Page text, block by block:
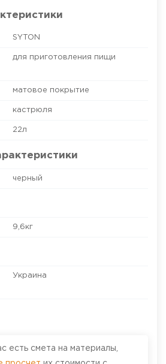
SYTON
для приготовления пищи
матовое покрытие
кастрюля
22л
черный
9,6кг
Украина
есть смета на материалы,